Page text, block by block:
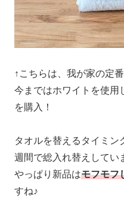
↑こちらは、我が家の定
今まではホワイトを使用
を購入！
タオルを替えるタイミン
週間で総入れ替えしてい
やっぱり新品はモフモフ
すね♪